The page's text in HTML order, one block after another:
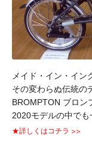
メイド・イン・イン
その変わらぬ伝統の
BROMPTON ブロン
2020モデルの中でも
★詳しくはコチラ >>